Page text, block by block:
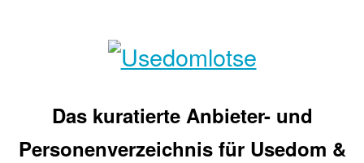
Das kuratierte Anbieter- und
Personenverzeichnis für Usedom &